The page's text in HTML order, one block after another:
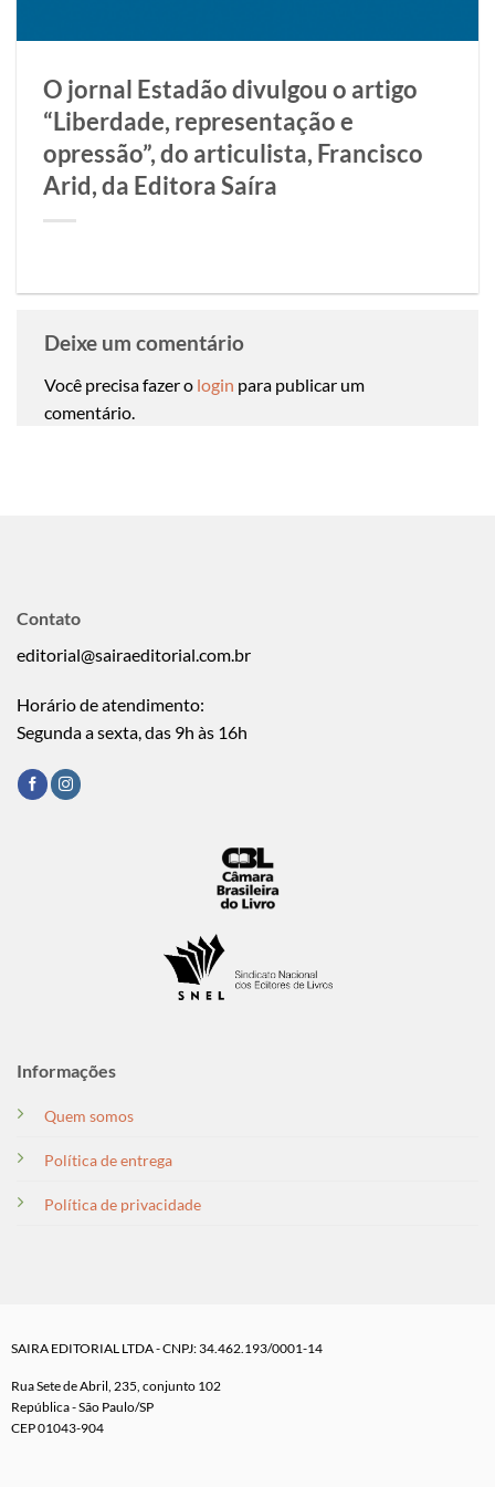
O jornal Estadão divulgou o artigo
“Liberdade, representação e
opressão”, do articulista, Francisco
Arid, da Editora Saíra
Deixe um comentário
Você precisa fazer o login para publicar um
comentário.
Contato
editorial@sairaeditorial.com.br
Horário de atendimento:
Segunda a sexta, das 9h às 16h
Informações
Quem somos
Política de entrega
Política de privacidade
SAIRA EDITORIAL LTDA - CNPJ: 34.462.193/0001-14
Rua Sete de Abril, 235, conjunto 102
República - São Paulo/SP
CEP 01043-904